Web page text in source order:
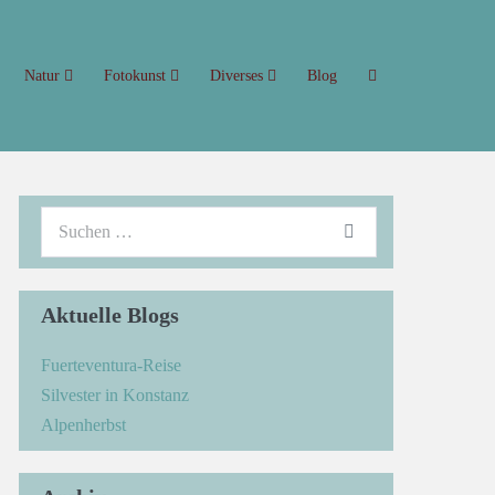
Natur Fotokunst Diverses Blog
Aktuelle Blogs
Fuerteventura-Reise
Silvester in Konstanz
Alpenherbst